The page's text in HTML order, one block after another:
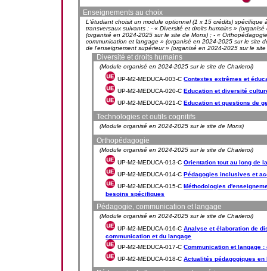
Enseignements au choix
L'étudiant choisit un module optionnel (1 x 15 crédits)
transversaux suivants : - « Diversité et droits humains »
(organisé en 2024-2025 sur le site de Mons) ; - «
communication et langage » (organisé en 2024-2025 sur le site
de l'enseignement supérieur » (organisé en 2024-2025 sur le
Diversité et droits humains
(Module organisé en 2024-2025 sur le site de Charleroi)
UP-M2-MEDUCA-003-CContextes extrêmes et
UP-M2-MEDUCA-020-CEducation et diversité
UP-M2-MEDUCA-021-CEducation et questions de
Technologies et outils cognitifs
(Module organisé en 2024-2025 sur le site de Mons)
Orthopédagogie
(Module organisé en 2024-2025 sur le site de Charleroi)
UP-M2-MEDUCA-013-COrientation tout au long de
UP-M2-MEDUCA-014-CPédagogies inclusives et
UP-M2-MEDUCA-015-CMéthodologies
besoins spécifiques
Pédagogie, communication et langage
(Module organisé en 2024-2025 sur le site de Charleroi)
UP-M2-MEDUCA-016-CAnalyse et élaboration de
communication et du langage
UP-M2-MEDUCA-017-CCommunication et langage
UP-M2-MEDUCA-018-CActualités pédagogiques